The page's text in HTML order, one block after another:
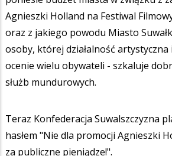
Agnieszki Holland na Festiwal
oraz z jakiego powodu Miasto
osoby, której działalność
ocenie wielu obywateli - szkaluje
służb mundurowych.
Teraz Konfederacja Suwalszczyzna
hasłem "Nie dla promocji Agnieszki
za publiczne pieniądze!".